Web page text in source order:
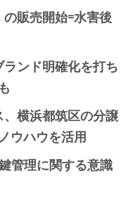
販売開始=水害後
ンド明確化を打ち
横浜都筑区の分譲
ウハウを活用
管理に関する意識